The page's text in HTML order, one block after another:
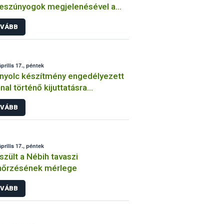
megjelenésével a
betegség hazai újbóli
lehetséges
17., péntek
készítmény engedélyezett
történő kijuttatásra
17., péntek
a Nébih tavaszi
mérlege